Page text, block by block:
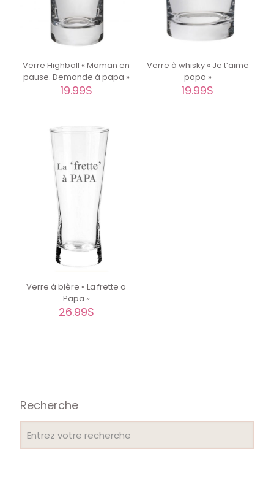
Verre Highball « Maman en
pause. Demande à papa »
19.99$
Verre à whisky « Je t’aime
papa »
19.99$
Verre à bière « La frette a
Papa »
26.99$
Recherche